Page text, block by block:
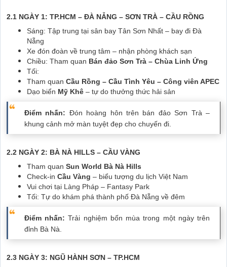
2.1 NGÀY 1: TP.HCM – ĐÀ NẴNG – SƠN TRÀ – CẦU RỒNG
Sáng: Tập trung tại sân bay Tân Sơn Nhất – bay đi Đà
Nẵng
Xe đón đoàn về trung tâm – nhận phòng khách sạn
Chiều: Tham quan Bán đảo Sơn Trà – Chùa Linh Ứng
Tối:
Tham quan Cầu Rồng – Cầu Tình Yêu – Công viên APEC
Dạo biển Mỹ Khê – tự do thưởng thức hải sản
Điểm nhấn: Đón hoàng hôn trên bán đảo Sơn Trà –
khung cảnh mở màn tuyệt đẹp cho chuyến đi.
2.2 NGÀY 2: BÀ NÀ HILLS – CẦU VÀNG
Tham quan Sun World Bà Nà Hills
Check-in Cầu Vàng – biểu tượng du lịch Việt Nam
Vui chơi tại Làng Pháp – Fantasy Park
Tối: Tự do khám phá thành phố Đà Nẵng về đêm
Điểm nhấn: Trải nghiệm bốn mùa trong một ngày trên
đỉnh Bà Nà.
2.3 NGÀY 3: NGŨ HÀNH SƠN – TP.HCM